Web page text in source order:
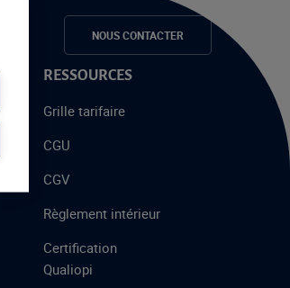
NOUS CONTACTER
RESSOURCES
Grille tarifaire
CGU
CGV
Règlement intérieur
Certification
Qualiopi